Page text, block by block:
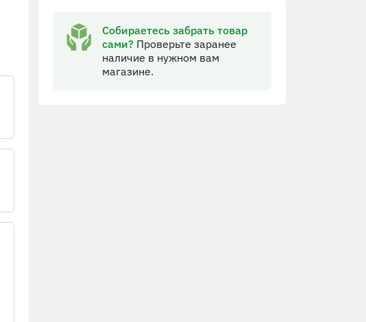
Собираетесь забрать товар
сами?Проверьте заранее
наличие в нужном вам
магазине.